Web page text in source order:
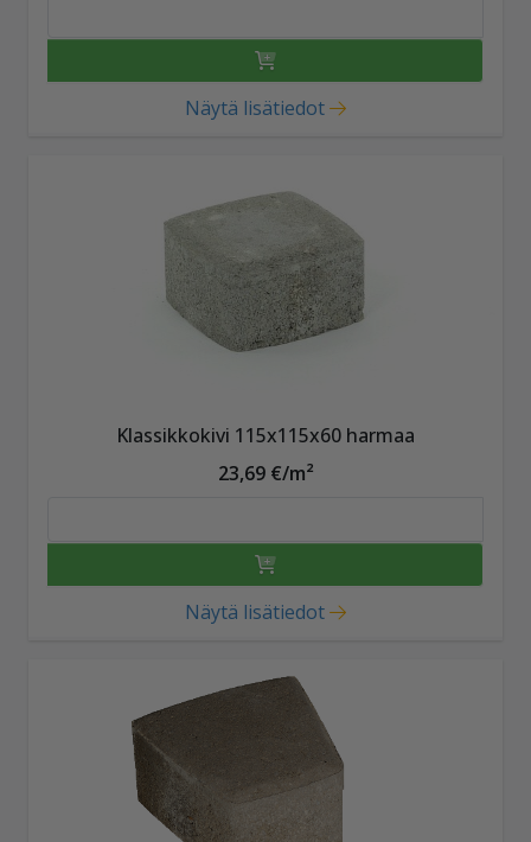
Näytä lisätiedot
Klassikkokivi 115x115x60 harmaa
23,69 €/m²
Näytä lisätiedot